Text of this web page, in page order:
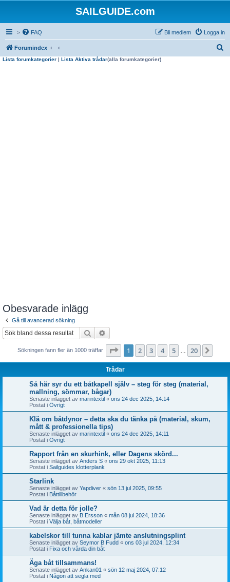
SAILGUIDE.com
> FAQ Logga in
Bli medlem
Forumindex
Lista forumkategorier | Lista Aktiva trådar(alla forumkategorier)
Obesvarade inlägg
Gå till avancerad sökning
Sök
Sökningen fann fler än 1000 träffar Sida av 20
1 2 3 4 5 20
Trådar
Så här syr du ett båtkapell själv – steg för steg (material,
mallning, sömmar, bågar)
Senaste inlägget av marintextil « ons 24 dec 2025, 14:14
Postat i Övrigt
Klä om båtdynor – detta ska du tänka på (material, skum,
mått & professionella tips)
Senaste inlägget av marintextil « ons 24 dec 2025, 14:11
Postat i Övrigt
Rapport från en skurhink, eller Dagens skörd...
Senaste inlägget av Anders S « ons 29 okt 2025, 11:13
Postat i Sailguides klotterplank
Starlink
Senaste inlägget av Yapdiver « sön 13 jul 2025, 09:55
Postat i Båttillbehör
Vad är detta för jolle?
Senaste inlägget av B.Ersson « mån 08 jul 2024, 18:36
Postat i Välja båt, båtmodeller
kabelskor till tunna kablar jämte anslutningsplint
Senaste inlägget av Seymor B Fudd « ons 03 jul 2024, 12:34
Postat i Fixa och vårda din båt
Äga båt tillsammans!
Senaste inlägget av Ankan01 « sön 12 maj 2024, 07:12
Postat i Någon att segla med